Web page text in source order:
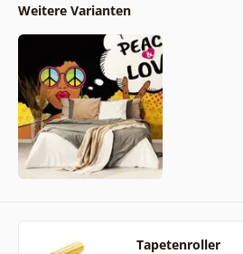
Weitere Varianten
Tapetenroller